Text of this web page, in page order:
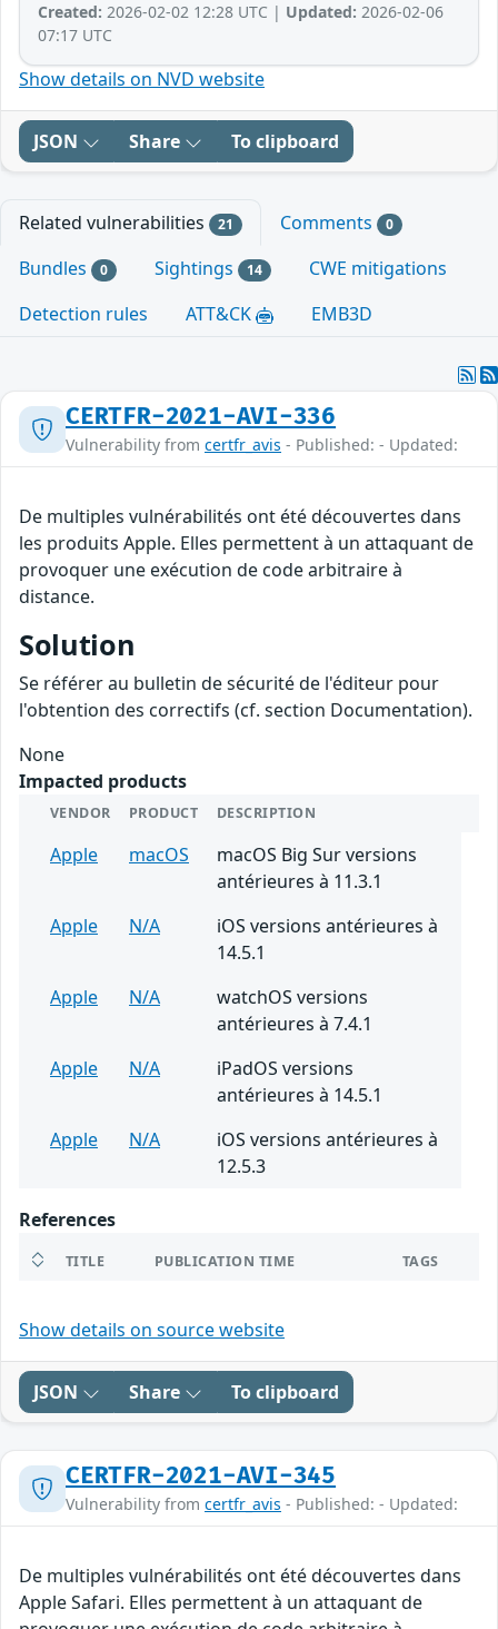
Created: 2026-02-02 12:28 UTC | Updated: 2026-02-06
07:17 UTC
Show details on NVD website
JSON Share To clipboard
Related vulnerabilities 21 Comments 0
Bundles 0 Sightings 14
CWE mitigations
Detection rules
ATT&CK EMB3D
CERTFR-2021-AVI-336
Vulnerability from certfr_avis - Published: - Updated:
De multiples vulnérabilités ont été découvertes dans
les produits Apple. Elles permettent à un attaquant de
provoquer une exécution de code arbitraire à
distance.
Solution
Se référer au bulletin de sécurité de l'éditeur pour
l'obtention des correctifs (cf. section Documentation).
None
Impacted products
VENDOR PRODUCT DESCRIPTION
Apple macOS
macOS Big Sur versions
antérieures à 11.3.1
Apple
N/A
iOS versions antérieures à
14.5.1
Apple
N/A
watchOS versions
antérieures à 7.4.1
Apple
N/A
iPadOS versions
antérieures à 14.5.1
Apple
N/A
iOS versions antérieures à
12.5.3
References
TITLE PUBLICATION TIME TAGS
Show details on source website
JSON Share To clipboard
CERTFR-2021-AVI-345
Vulnerability from certfr_avis - Published: - Updated:
De multiples vulnérabilités ont été découvertes dans
Apple Safari. Elles permettent à un attaquant de